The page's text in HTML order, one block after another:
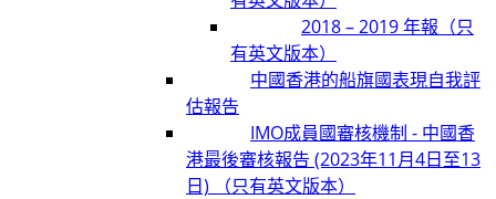
2018 – 2019 年報（只
有英文版本）
中國香港的船旗國表現自我評
估報告
IMO成員國審核機制 - 中國香
港最後審核報告 (2023年11月4日至13
日) （只有英文版本）